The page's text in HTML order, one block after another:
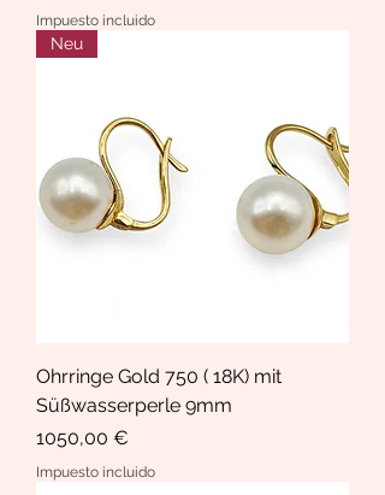
Impuesto incluido
Neu
Ohrringe Gold 750 ( 18K) mit
Süßwasserperle 9mm
Precio
1050,00 €
Impuesto incluido